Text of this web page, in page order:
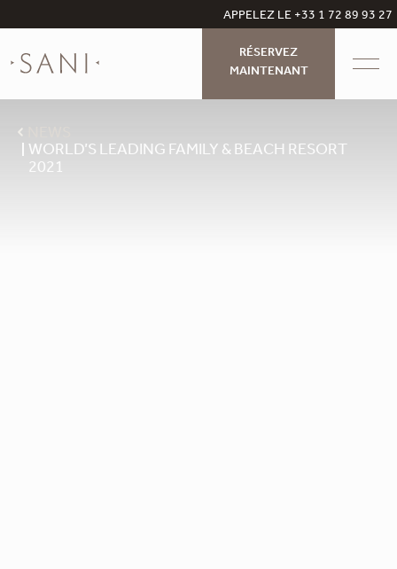
APPELEZ LE +33 1 72 89 93 27
RÉSERVEZ
MAINTENANT
WORLD’S LEADING FAMILY & BEACH RESORT
2021